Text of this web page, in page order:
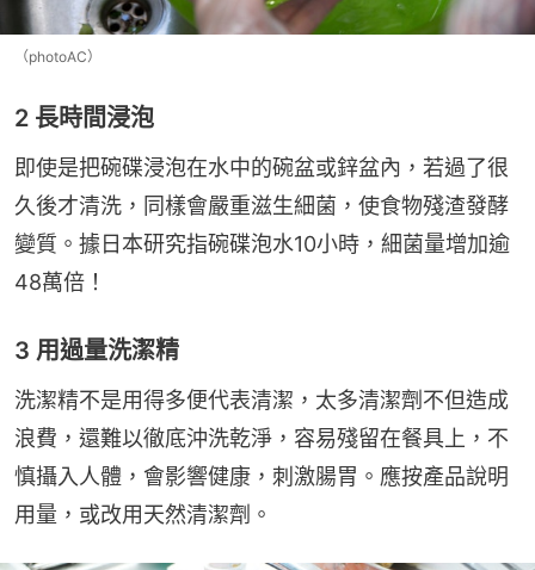
（photoAC）
2 長時間浸泡
即使是把碗碟浸泡在水中的碗盆或鋅盆內，若過了很
久後才清洗，同樣會嚴重滋生細菌，使食物殘渣發酵
變質。據日本研究指碗碟泡水10小時，細菌量增加逾
48萬倍！
3 用過量洗潔精
洗潔精不是用得多便代表清潔，太多清潔劑不但造成
浪費，還難以徹底沖洗乾淨，容易殘留在餐具上，不
慎攝入人體，會影響健康，刺激腸胃。應按產品說明
用量，或改用天然清潔劑。